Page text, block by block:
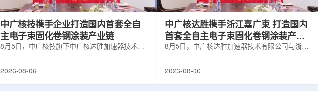
中广核技携手企业打造国内首套全自
主电子束固化卷钢涂装产业链
8月5日，中广核技旗下中广核达胜加速器技术有
规模化量产工艺能力，双方合力建成国内首套全
2026-08-06
中广核达胜携手浙江嘉广束 打造国内
首套全自主电子束固化卷钢涂装产业
链
8月5日，中广核达胜加速器技术有限公司与浙江
艺能力，双方合力建成国内首套全流程自主可
2026-08-06